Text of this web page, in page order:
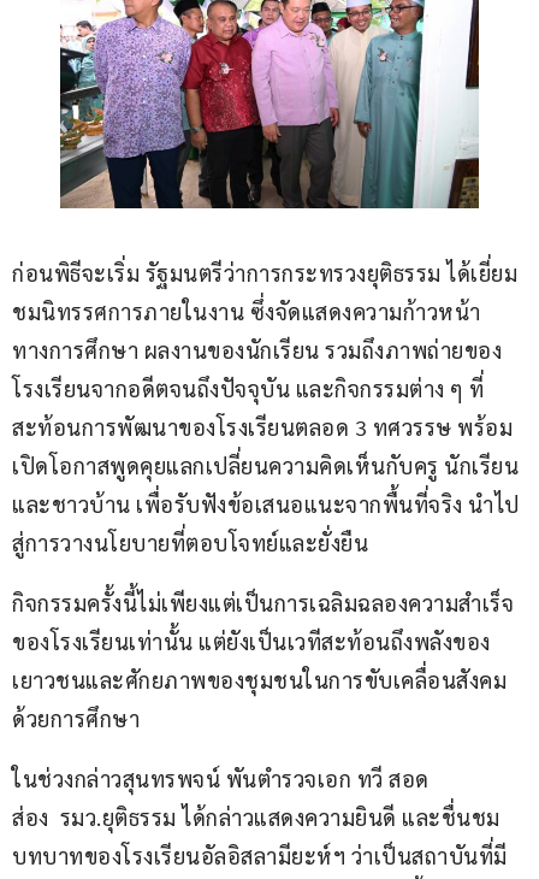
ก่อนพิธีจะเริ่ม รัฐมนตรีว่าการกระทรวงยุติธรรม ได้เยี่ยม
ชมนิทรรศการภายในงาน ซึ่งจัดแสดงความก้าวหน้า
ทางการศึกษา ผลงานของนักเรียน รวมถึงภาพถ่ายของ
โรงเรียนจากอดีตจนถึงปัจจุบัน และกิจกรรมต่าง ๆ ที่
สะท้อนการพัฒนาของโรงเรียนตลอด 3 ทศวรรษ พร้อม
เปิดโอกาสพูดคุยแลกเปลี่ยนความคิดเห็นกับครู นักเรียน
และชาวบ้าน เพื่อรับฟังข้อเสนอแนะจากพื้นที่จริง นำไป
สู่การวางนโยบายที่ตอบโจทย์และยั่งยืน
กิจกรรมครั้งนี้ไม่เพียงแต่เป็นการเฉลิมฉลองความสำเร็จ
ของโรงเรียนเท่านั้น แต่ยังเป็นเวทีสะท้อนถึงพลังของ
เยาวชนและศักยภาพของชุมชนในการขับเคลื่อนสังคม
ด้วยการศึกษา
ในช่วงกล่าวสุนทรพจน์ พันตำรวจเอก ทวี สอด
ส่อง  รมว.ยุติธรรม ได้กล่าวแสดงความยินดี และชื่นชม
บทบาทของโรงเรียนอัลอิสลามียะห์ฯ ว่าเป็นสถาบันที่มี